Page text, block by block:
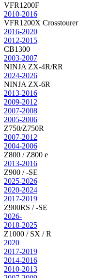
VFR1200F
2010-2016
VFR1200X Crosstourer
2016-2020
2012-2015
CB1300
2003-2007
NINJA ZX-4R/RR
2024-2026
NINJA ZX-6R
2013-2016
2009-2012
2007-2008
2005-2006
Z750/Z750R
2007-2012
2004-2006
Z800 / Z800 e
2013-2016
Z900 / -SE
2025-2026
2020-2024
2017-2019
Z900RS / -SE
2026-
2018-2025
Z1000 / SX / R
2020
2017-2019
2014-2016
2010-2013